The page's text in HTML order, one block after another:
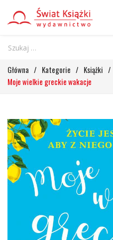
Główna / Kategorie / Książki /
Moje wielkie greckie wakacje